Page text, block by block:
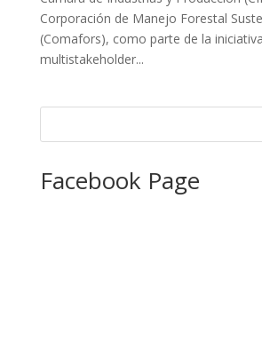
Corporación de Manejo Forestal
(Comafors), como parte de la iniciativa
multistakeholder...
Facebook Page